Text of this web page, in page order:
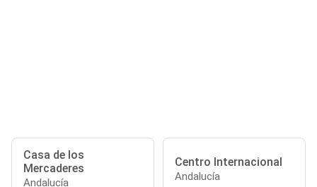
Casa de los
Mercaderes
Andalucía
Centro Internacional
Andalucía